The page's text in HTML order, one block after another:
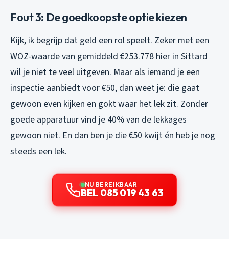
Fout 3: De goedkoopste optie kiezen
Kijk, ik begrijp dat geld een rol speelt. Zeker met een
WOZ-waarde van gemiddeld €253.778 hier in Sittard
wil je niet te veel uitgeven. Maar als iemand je een
inspectie aanbiedt voor €50, dan weet je: die gaat
gewoon even kijken en gokt waar het lek zit. Zonder
goede apparatuur vind je 40% van de lekkages
gewoon niet. En dan ben je die €50 kwijt én heb je nog
steeds een lek.
NU BEREIKBAAR
BEL 085 019 43 63